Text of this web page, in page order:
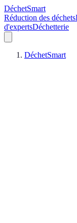
DéchetSmart
Réduction des déchets
d'expertsDéchetterie
DéchetSmart